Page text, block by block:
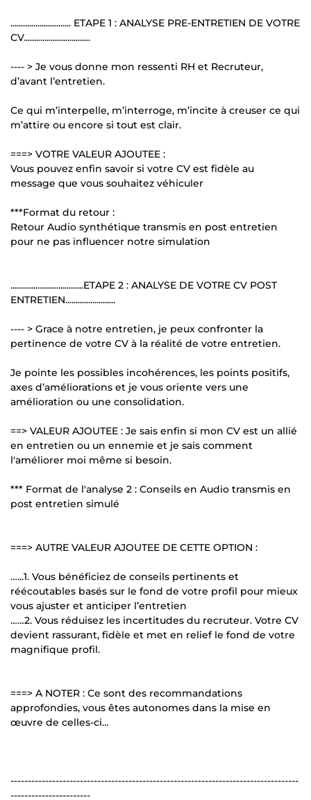
............................. ETAPE 1 : ANALYSE PRE-ENTRETIEN DE VOTRE
CV................................
---- > Je vous donne mon ressenti RH et Recruteur,
d’avant l’entretien.
Ce qui m’interpelle, m’interroge, m’incite à creuser ce qui
m’attire ou encore si tout est clair.
===> VOTRE VALEUR AJOUTEE :
Vous pouvez enfin savoir si votre CV est fidèle au
message que vous souhaitez véhiculer
***Format du retour :
Retour Audio synthétique transmis en post entretien
pour ne pas influencer notre simulation
...................................ETAPE 2 : ANALYSE DE VOTRE CV POST
ENTRETIEN........................
---- > Grace à notre entretien, je peux confronter la
pertinence de votre CV à la réalité de votre entretien.
Je pointe les possibles incohérences, les points positifs,
axes d’améliorations et je vous oriente vers une
amélioration ou une consolidation.
==> VALEUR AJOUTEE : Je sais enfin si mon CV est un allié
en entretien ou un ennemie et je sais comment
l'améliorer moi même si besoin.
*** Format de l'analyse 2 : Conseils en Audio transmis en
post entretien simulé
===> AUTRE VALEUR AJOUTEE DE CETTE OPTION :
…...1. Vous bénéficiez de conseils pertinents et
réécoutables basés sur le fond de votre profil pour mieux
vous ajuster et anticiper l’entretien
……2. Vous réduisez les incertitudes du recruteur. Votre CV
devient rassurant, fidèle et met en relief le fond de votre
magnifique profil.
===> A NOTER : Ce sont des recommandations
approfondies, vous êtes autonomes dans la mise en
œuvre de celles-ci…
-----------------------------------------------------------------------------------
-----------------------